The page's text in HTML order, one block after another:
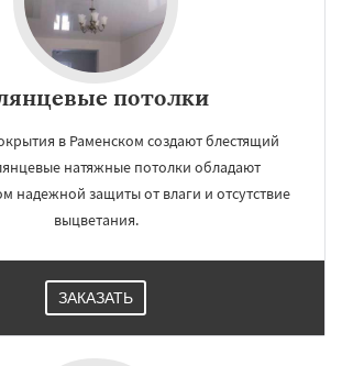
потолки
в Раменском создают блестящий
натяжные потолки обладают
надежной защиты от влаги и отсутствие
выцветания.
ЗАКАЗАТЬ